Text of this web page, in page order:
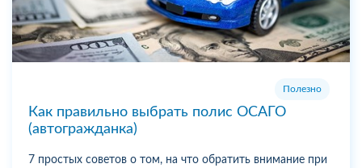
Полезно
Как правильно выбрать полис ОСАГО
(автогражданка)
7 простых советов о том, на что обратить внимание при